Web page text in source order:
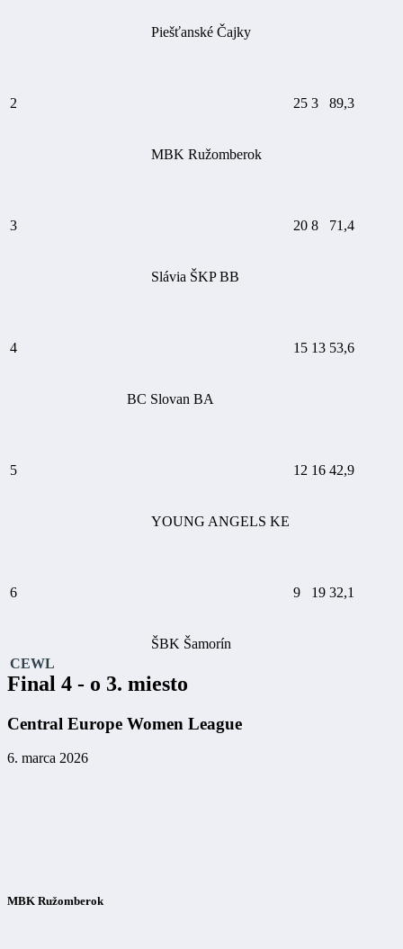
Piešťanské Čajky
2
MBK Ružomberok
25 3 89,3
3
Slávia ŠKP BB
20 8 71,4
4
BC Slovan BA
15 13 53,6
5
YOUNG ANGELS KE
12 16 42,9
6
ŠBK Šamorín
9 19 32,1
CEWL
Final 4 - o 3. miesto
Central Europe Women League
6. marca 2026
MBK Ružomberok